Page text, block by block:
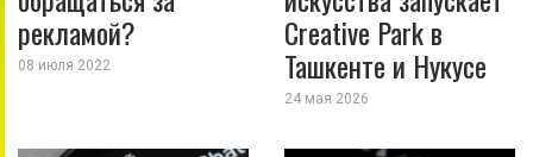
рекламой?
08 июля 2022
Creative Park в
Ташкенте и Нукусе
24 мая 2026